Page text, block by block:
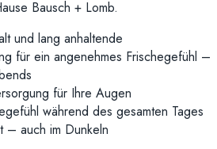
Bausch + Lomb.
und lang anhaltende
für ein angenehmes Frischegefühl –
für Ihre Augen
während des gesamten Tages
– auch im Dunkeln